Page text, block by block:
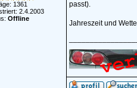
1361
2.4.2003
Offline
passt).
Jahreszeit und